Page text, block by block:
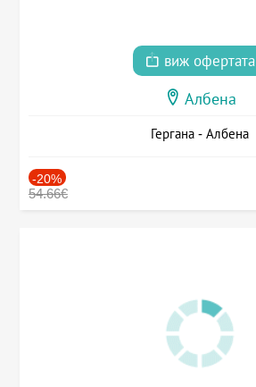
виж офертата
Албена
Гергана - Албена
-20%
54.66€